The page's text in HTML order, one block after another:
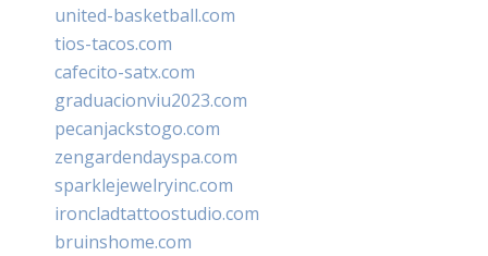
united-basketball.com
tios-tacos.com
cafecito-satx.com
graduacionviu2023.com
pecanjackstogo.com
zengardendayspa.com
sparklejewelryinc.com
ironcladtattoostudio.com
bruinshome.com